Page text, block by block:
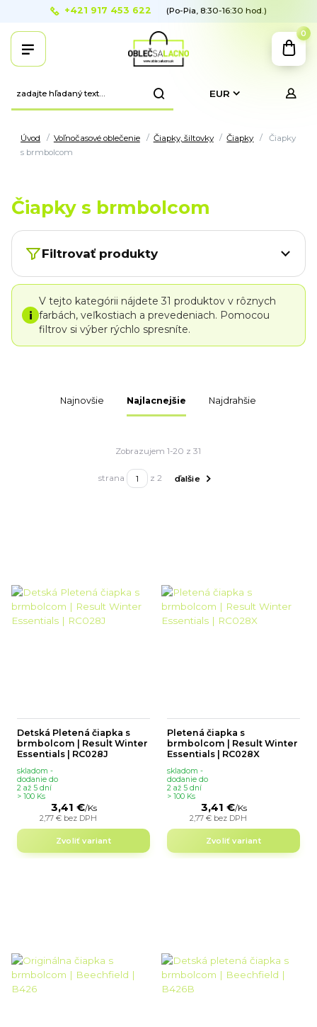
EUR
+421 917 453 622 (Po-Pia, 8:30-16:30 hod.)
0
Úvod Voľnočasové oblečenie Čiapky, šiltovky Čiapky
Čiapky
s brmbolcom
Čiapky s brmbolcom
Filtrovať produkty
i
V tejto kategórii nájdete 31 produktov v rôznych
farbách, veľkostiach a prevedeniach. Pomocou
filtrov si výber rýchlo spresníte.
Najnovšie Najlacnejšie Najdrahšie
Zobrazujem 1-20 z 31
strana z 2 ďalšie
Detská Pletená čiapka s
brmbolcom | Result Winter
Essentials | RC028J
3,41 €/Ks
2,77 € bez DPH
skladom -
dodanie do
2 až 5 dní
> 100 Ks
Zvoliť variant
Pletená čiapka s
brmbolcom | Result Winter
Essentials | RC028X
3,41 €/Ks
2,77 € bez DPH
skladom -
dodanie do
2 až 5 dní
> 100 Ks
Zvoliť variant